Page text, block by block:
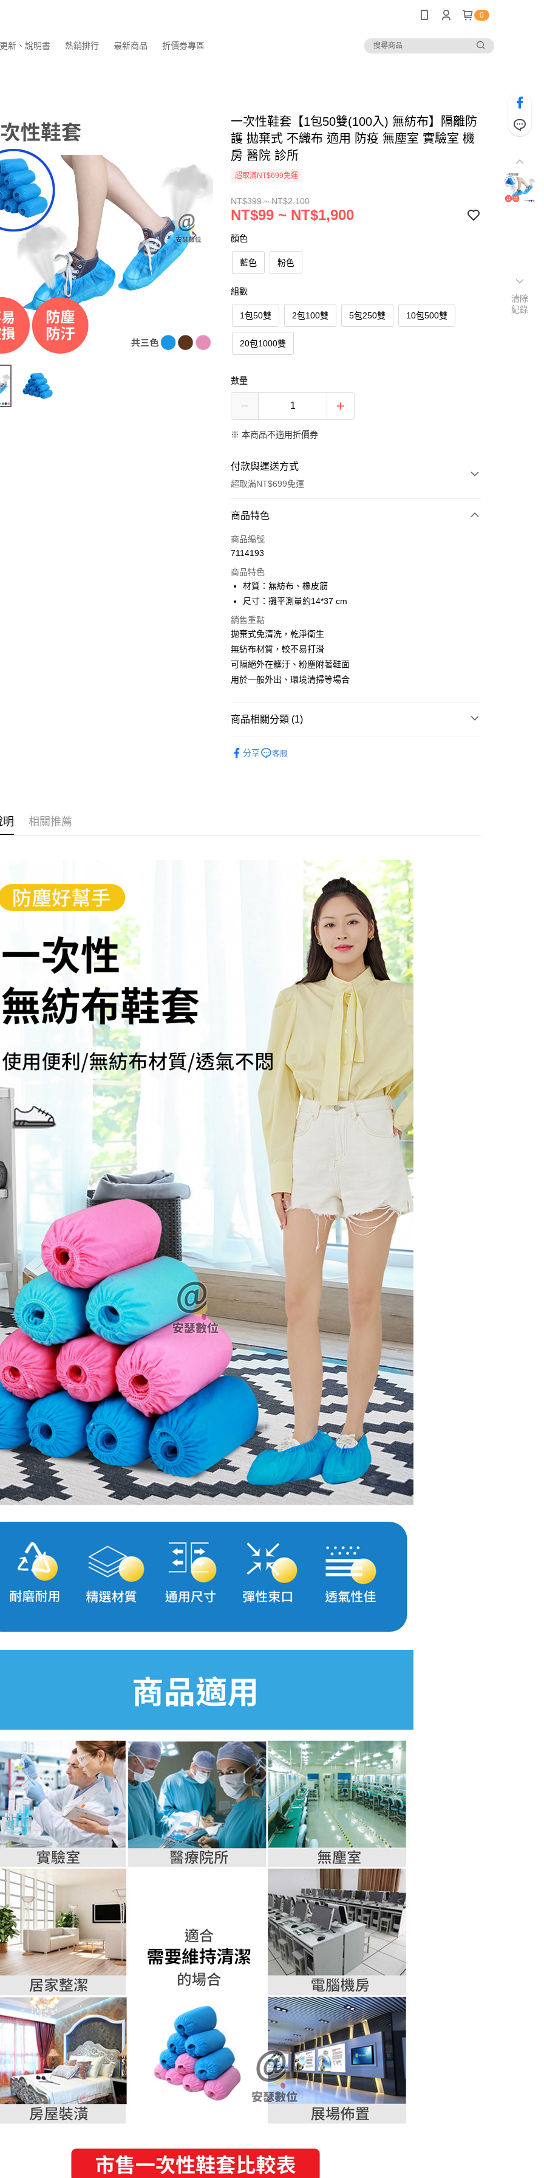
0
新、說明書 熱銷排行 最新商品 折價劵專區
一次性鞋套【1包50雙(100入) 無紡布】隔離防
護 拋棄式 不織布 適用 防疫 無塵室 實驗室 機
房 醫院 診所
超取滿NT$699免運
NT$399 ~ NT$2,100
NT$99 ~ NT$1,900
顏色
藍色 粉色
組數
1包50雙 2包100雙 5包250雙 10包500雙
20包1000雙
數量
※ 本商品不適用折價券
付款與運送方式
超取滿NT$699免運
付款方式
信用卡一次付款
3 期 0 利率 每期 NT$33
合作金庫商業銀行
上海商業儲蓄銀行
國泰世華商業銀行
臺灣中小企業銀行
匯豐（台灣）商業銀行
聯邦商業銀行
台新國際商業銀行
台灣樂天信用卡公司
超商取貨付款
LINE Pay
Apple Pay
街口支付
Google Pay
每筆NT$65，滿NT$699(含以上)免運費
每筆NT$65，滿NT$699(含以上)免運費
每筆NT$65，滿NT$699(含以上)免運費
付款後7-11取貨
每筆NT$65，滿NT$699(含以上)免運費
每筆NT$70，滿NT$699(含以上)免運費
商品特色
商品編號
7114193
商品特色
材質：無紡布、橡皮筋
尺寸：攤平測量約14*37 cm
銷售重點
拋棄式免清洗，乾淨衛生
無紡布材質，較不易打滑
可隔絕外在髒汙、粉塵附著鞋面
用於一般外出、環境清掃等場合
商品相關分類 (1)
分享
客服
明 相關推薦
清除
紀錄